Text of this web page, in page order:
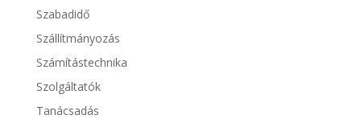
Szabadidő
Szállítmányozás
Számítástechnika
Szolgáltatók
Tanácsadás